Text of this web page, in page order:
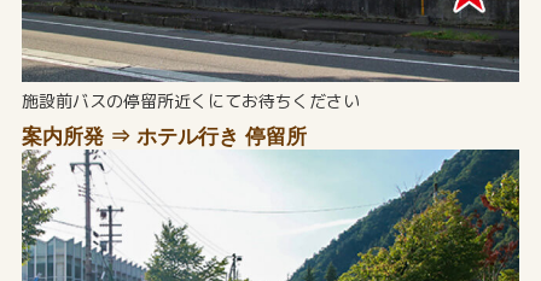
施設前バスの停留所近くにてお待ちください
案内所発 ⇒ ホテル行き 停留所